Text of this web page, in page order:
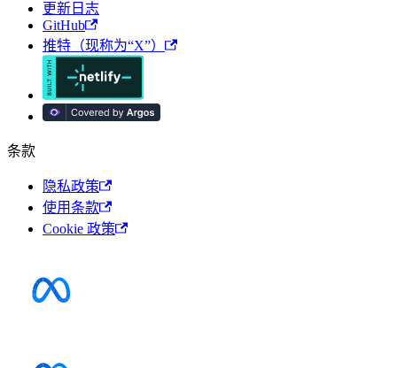
更新日志
GitHub
推特（现称为“X”）
条款
隐私政策
使用条款
Cookie 政策